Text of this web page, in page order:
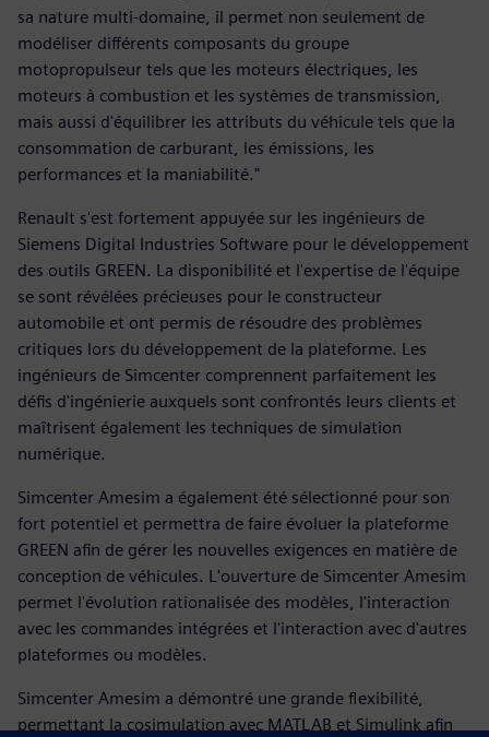
sa nature multi-domaine, il permet non seulement de
modéliser différents composants du groupe
motopropulseur tels que les moteurs électriques, les
moteurs à combustion et les systèmes de transmission,
mais aussi d'équilibrer les attributs du véhicule tels que la
consommation de carburant, les émissions, les
performances et la maniabilité."
Renault s'est fortement appuyée sur les ingénieurs de
Siemens Digital Industries Software pour le développement
des outils GREEN. La disponibilité et l'expertise de l'équipe
se sont révélées précieuses pour le constructeur
automobile et ont permis de résoudre des problèmes
critiques lors du développement de la plateforme. Les
ingénieurs de Simcenter comprennent parfaitement les
défis d'ingénierie auxquels sont confrontés leurs clients et
maîtrisent également les techniques de simulation
numérique.
Simcenter Amesim a également été sélectionné pour son
fort potentiel et permettra de faire évoluer la plateforme
GREEN afin de gérer les nouvelles exigences en matière de
conception de véhicules. L'ouverture de Simcenter Amesim
permet l'évolution rationalisée des modèles, l'interaction
avec les commandes intégrées et l'interaction avec d'autres
plateformes ou modèles.
Simcenter Amesim a démontré une grande flexibilité,
permettant la cosimulation avec MATLAB et Simulink afin